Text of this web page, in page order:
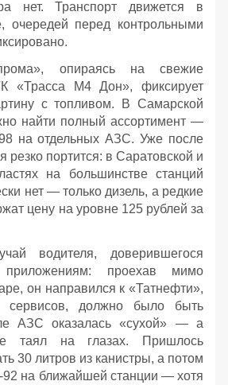
нет. Транспорт движется в
очередей перед контрольными
опираясь на свежие
«Трасса М4 Дон», фиксирует
с топливом. В Самарской
найти полный ассортимент —
на отдельных АЗС. Уже после
резко портится: в Саратовской и
на большинстве станций
нет — только дизель, а редкие
цену на уровне 125 рублей за
водителя, доверившегося
приложениям: проехав мимо
он направился к «Татнефти»,
сервисов, должно было быть
АЗС оказалась «сухой» — а
таял на глазах. Пришлось
30 литров из канистры, а потом
на ближайшей станции — хотя